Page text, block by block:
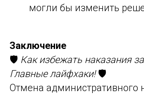
могли бы изменить
Заключение
🛡️ Как избежать наказания
Главные лайфхаки!🛡️
Отмена административного